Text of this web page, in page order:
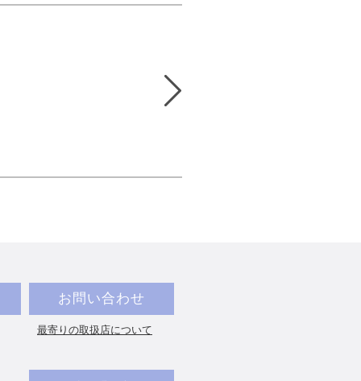
お問い合わせ
最寄りの取扱店について